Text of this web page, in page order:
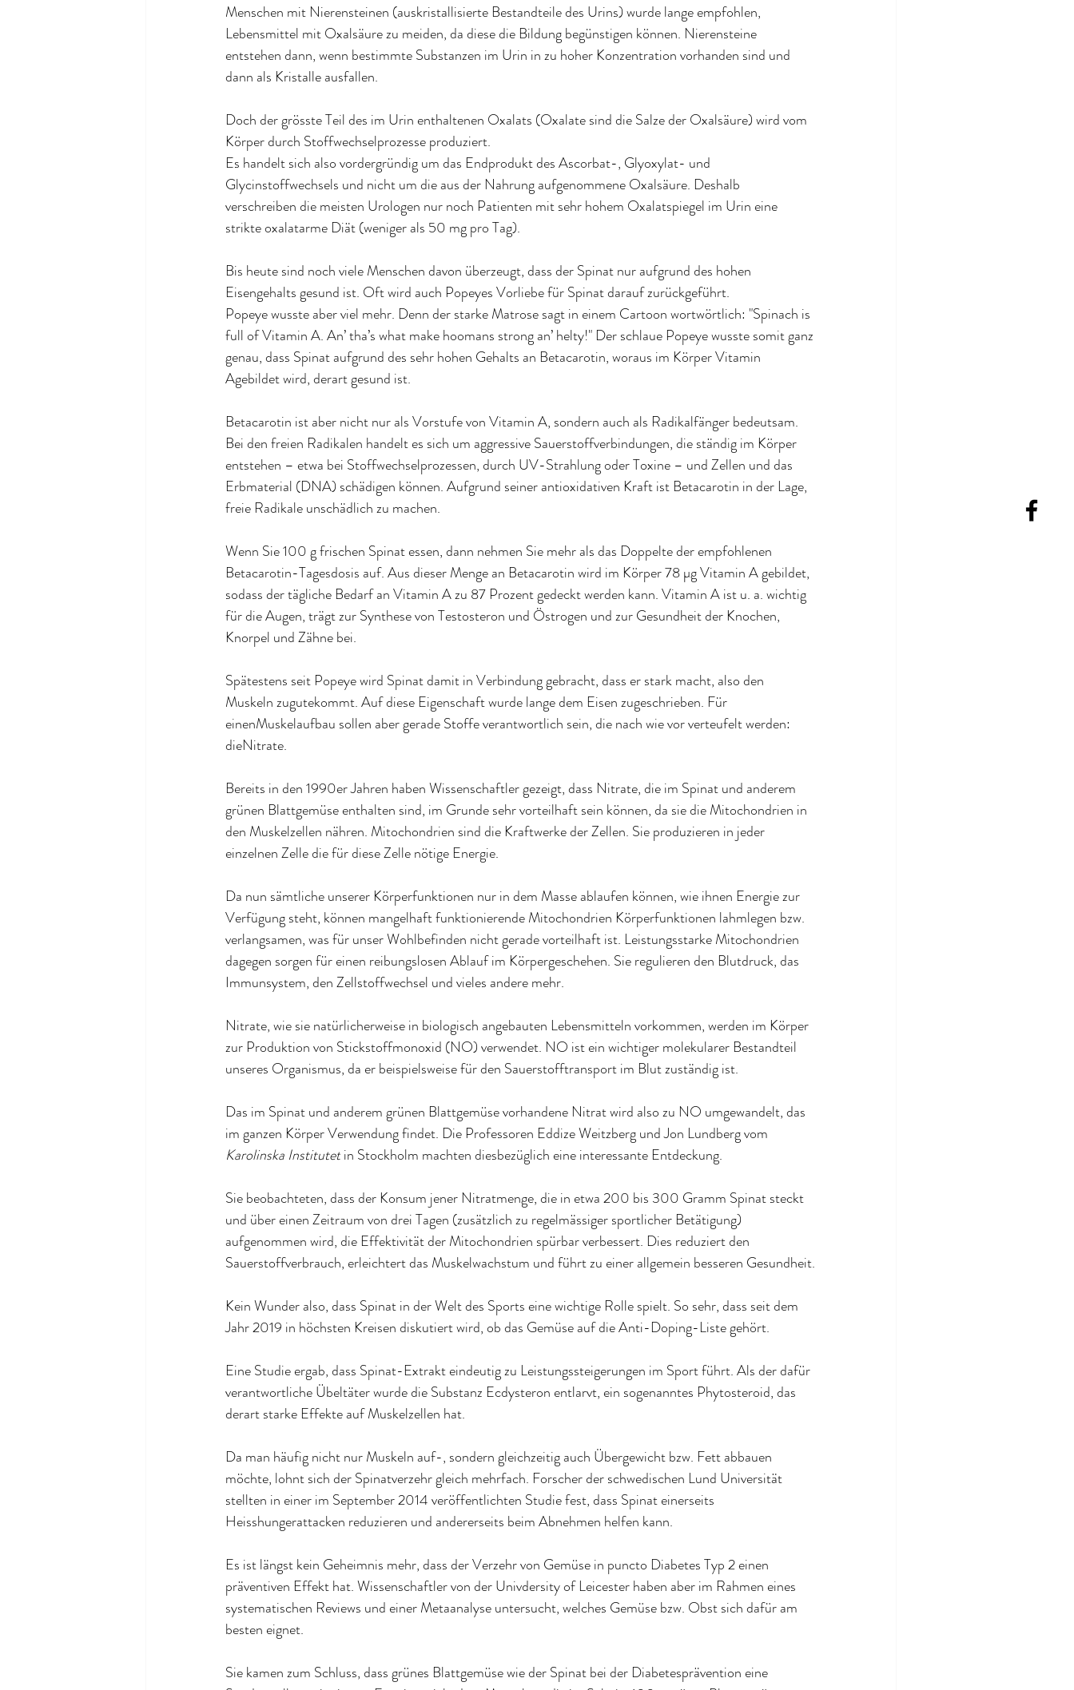
Menschen mit Nierensteinen (auskristallisierte Bestandteile des Urins) wurde lange empfohlen,
Lebensmittel mit Oxalsäure zu meiden, da diese die Bildung begünstigen können. Nierensteine
entstehen dann, wenn bestimmte Substanzen im Urin in zu hoher Konzentration vorhanden sind und
dann als Kristalle ausfallen.
Doch der grösste Teil des im Urin enthaltenen Oxalats (Oxalate sind die Salze der Oxalsäure) wird vom
Körper durch Stoffwechselprozesse produziert.
Es handelt sich also vordergründig um das Endprodukt des Ascorbat-, Glyoxylat- und
Glycinstoffwechsels und nicht um die aus der Nahrung aufgenommene Oxalsäure. Deshalb
verschreiben die meisten Urologen nur noch Patienten mit sehr hohem Oxalatspiegel im Urin eine
strikte oxalatarme Diät (weniger als 50 mg pro Tag).
Bis heute sind noch viele Menschen davon überzeugt, dass der Spinat nur aufgrund des hohen
Eisengehalts gesund ist. Oft wird auch Popeyes Vorliebe für Spinat darauf zurückgeführt.
Popeye wusste aber viel mehr. Denn der starke Matrose sagt in einem Cartoon wortwörtlich: "Spinach is
full of Vitamin A. An’ tha’s what make hoomans strong an’ helty!" Der schlaue Popeye wusste somit ganz
genau, dass Spinat aufgrund des sehr hohen Gehalts an Betacarotin, woraus im Körper Vitamin
Agebildet wird, derart gesund ist.
Betacarotin ist aber nicht nur als Vorstufe von Vitamin A, sondern auch als Radikalfänger bedeutsam.
Bei den freien Radikalen handelt es sich um aggressive Sauerstoffverbindungen, die ständig im Körper
entstehen – etwa bei Stoffwechselprozessen, durch UV-Strahlung oder Toxine – und Zellen und das
Erbmaterial (DNA) schädigen können. Aufgrund seiner antioxidativen Kraft ist Betacarotin in der Lage,
freie Radikale unschädlich zu machen.
Wenn Sie 100 g frischen Spinat essen, dann nehmen Sie mehr als das Doppelte der empfohlenen
Betacarotin-Tagesdosis auf. Aus dieser Menge an Betacarotin wird im Körper 78 µg Vitamin A gebildet,
sodass der tägliche Bedarf an Vitamin A zu 87 Prozent gedeckt werden kann. Vitamin A ist u. a. wichtig
für die Augen, trägt zur Synthese von Testosteron und Östrogen und zur Gesundheit der Knochen,
Knorpel und Zähne bei.
Spätestens seit Popeye wird Spinat damit in Verbindung gebracht, dass er stark macht, also den
Muskeln zugutekommt. Auf diese Eigenschaft wurde lange dem Eisen zugeschrieben. Für
einenMuskelaufbau sollen aber gerade Stoffe verantwortlich sein, die nach wie vor verteufelt werden:
dieNitrate.
Bereits in den 1990er Jahren haben Wissenschaftler gezeigt, dass Nitrate, die im Spinat und anderem
grünen Blattgemüse enthalten sind, im Grunde sehr vorteilhaft sein können, da sie die Mitochondrien in
den Muskelzellen nähren. Mitochondrien sind die Kraftwerke der Zellen. Sie produzieren in jeder
einzelnen Zelle die für diese Zelle nötige Energie.
Da nun sämtliche unserer Körperfunktionen nur in dem Masse ablaufen können, wie ihnen Energie zur
Verfügung steht, können mangelhaft funktionierende Mitochondrien Körperfunktionen lahmlegen bzw.
verlangsamen, was für unser Wohlbefinden nicht gerade vorteilhaft ist. Leistungsstarke Mitochondrien
dagegen sorgen für einen reibungslosen Ablauf im Körpergeschehen. Sie regulieren den Blutdruck, das
Immunsystem, den Zellstoffwechsel und vieles andere mehr.
Nitrate, wie sie natürlicherweise in biologisch angebauten Lebensmitteln vorkommen, werden im Körper
zur Produktion von Stickstoffmonoxid (NO) verwendet. NO ist ein wichtiger molekularer Bestandteil
unseres Organismus, da er beispielsweise für den Sauerstofftransport im Blut zuständig ist.
Das im Spinat und anderem grünen Blattgemüse vorhandene Nitrat wird also zu NO umgewandelt, das
im ganzen Körper Verwendung findet. Die Professoren Eddize Weitzberg und Jon Lundberg vom
Karolinska Institutet in Stockholm machten diesbezüglich eine interessante Entdeckung.
Sie beobachteten, dass der Konsum jener Nitratmenge, die in etwa 200 bis 300 Gramm Spinat steckt
und über einen Zeitraum von drei Tagen (zusätzlich zu regelmässiger sportlicher Betätigung)
aufgenommen wird, die Effektivität der Mitochondrien spürbar verbessert. Dies reduziert den
Sauerstoffverbrauch, erleichtert das Muskelwachstum und führt zu einer allgemein besseren Gesundheit.
Kein Wunder also, dass Spinat in der Welt des Sports eine wichtige Rolle spielt. So sehr, dass seit dem
Jahr 2019 in höchsten Kreisen diskutiert wird, ob das Gemüse auf die Anti-Doping-Liste gehört.
Eine Studie ergab, dass Spinat-Extrakt eindeutig zu Leistungssteigerungen im Sport führt. Als der dafür
verantwortliche Übeltäter wurde die Substanz Ecdysteron entlarvt, ein sogenanntes Phytosteroid, das
derart starke Effekte auf Muskelzellen hat.
Da man häufig nicht nur Muskeln auf-, sondern gleichzeitig auch Übergewicht bzw. Fett abbauen
möchte, lohnt sich der Spinatverzehr gleich mehrfach. Forscher der schwedischen Lund Universität
stellten in einer im September 2014 veröffentlichten Studie fest, dass Spinat einerseits
Heisshungerattacken reduzieren und andererseits beim Abnehmen helfen kann.
Es ist längst kein Geheimnis mehr, dass der Verzehr von Gemüse in puncto Diabetes Typ 2 einen
präventiven Effekt hat. Wissenschaftler von der Univdersity of Leicester haben aber im Rahmen eines
systematischen Reviews und einer Metaanalyse untersucht, welches Gemüse bzw. Obst sich dafür am
besten eignet.
Sie kamen zum Schluss, dass grünes Blattgemüse wie der Spinat bei der Diabetesprävention eine